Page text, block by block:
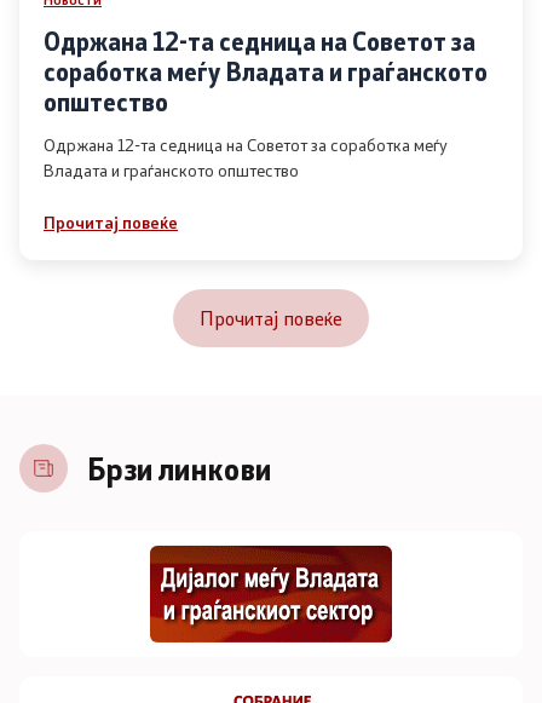
Одржана 12-та седница на Советот за
соработка меѓу Владата и граѓанското
општество
Одржана 12-та седница на Советот за соработка меѓу
Владата и граѓанското општество
Прочитај повеќе
Прочитај повеќе
Брзи линкови